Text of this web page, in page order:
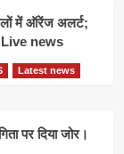
में ऑरेंज अलर्ट;
Live news
Latest news
पर दिया जोर।